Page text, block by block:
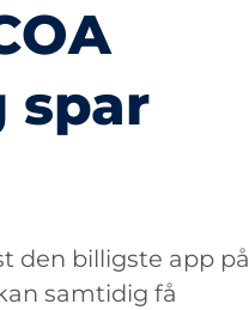
spar
den billigste app på
samtidig få